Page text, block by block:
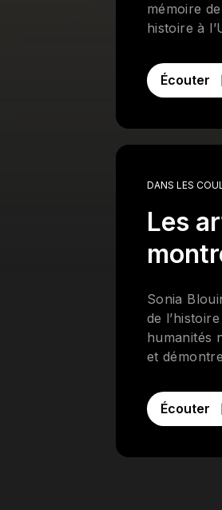
mémoire
histoire à
empires
Société et
Écouter
DANS LES
Les
Sonia
de
humanités
et
Écouter